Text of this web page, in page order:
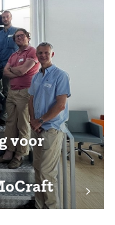
voor